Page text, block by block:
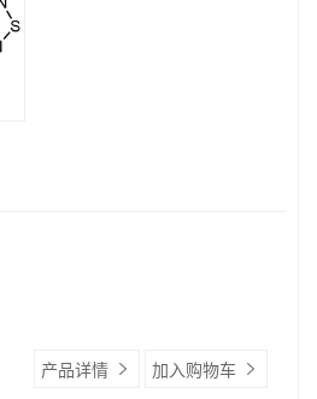
产品详情 加入购物车